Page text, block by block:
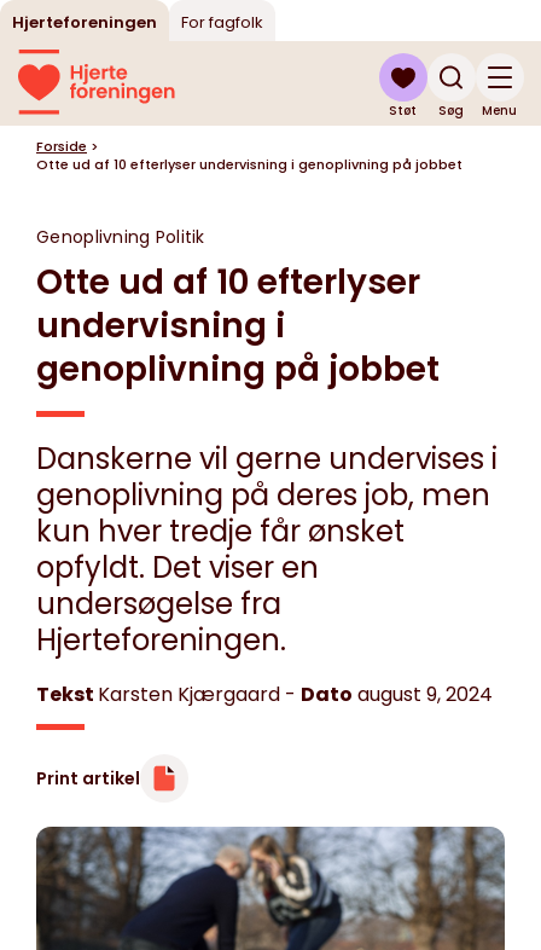
Hjerteforeningen For fagfolk
Søg
Støt Menu
Forside >
Otte ud af 10 efterlyser undervisning i genoplivning på jobbet
Genoplivning Politik
Otte ud af 10 efterlyser
undervisning i
genoplivning på jobbet
Danskerne vil gerne undervises i
genoplivning på deres job, men
kun hver tredje får ønsket
opfyldt. Det viser en
undersøgelse fra
Hjerteforeningen.
Tekst Karsten Kjærgaard - Dato august 9, 2024
Print artikel